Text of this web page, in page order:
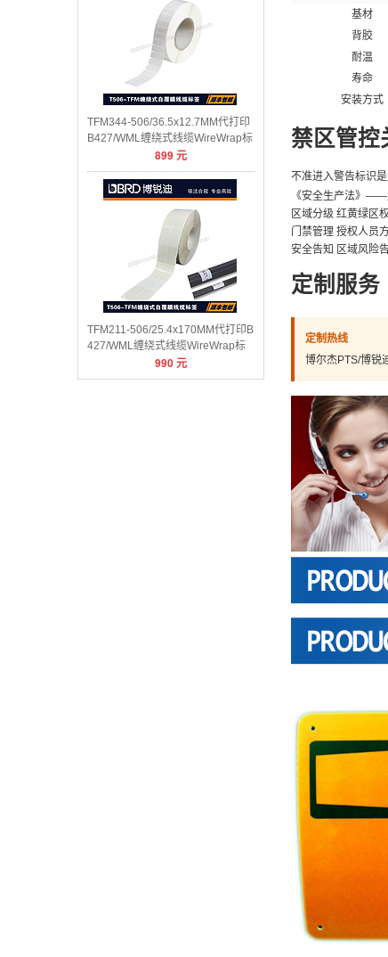
TFM344-506/36.5x12.7MM代打印
B427/WML缠绕式线缆WireWrap标
899元
TFM211-506/25.4x170MM代打印B
427/WML缠绕式线缆WireWrap标
990元
基材
背胶
耐温
寿命
安装方式
禁区管控
不准进入警告标识
《安全生产法》
区域分级 红黄绿区
门禁管理 授权人员
安全告知 区域风险
定制服务
定制热线
博尔杰PTS/博锐